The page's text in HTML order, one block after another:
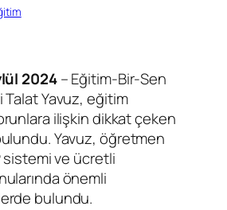
2024– Eğitim-Bir-Sen
Yavuz, eğitim
ilişkin dikkat çeken
Yavuz, öğretmen
sistemi ve ücretli
önemli
bulundu.